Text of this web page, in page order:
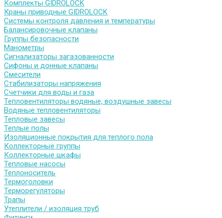
Комплекты GIDROLOCK
Краны приводные GIDROLOCK
Системы контроля давления и температуры
Балансировочные клапаны
Группы безопасности
Манометры
Сигнализаторы загазованности
Сифоны и донные клапаны
Смесители
Стабилизаторы напряжения
Счетчики для воды и газа
Тепловентиляторы водяные, воздушные завесы
Водяные тепловентиляторы
Тепловые завесы
Теплые полы
Изоляционные покрытия для теплого пола
Коллекторные группы
Коллекторные шкафы
Тепловые насосы
Теплоноситель
Термоголовки
Терморегуляторы
Трапы
Утеплители / изоляция труб